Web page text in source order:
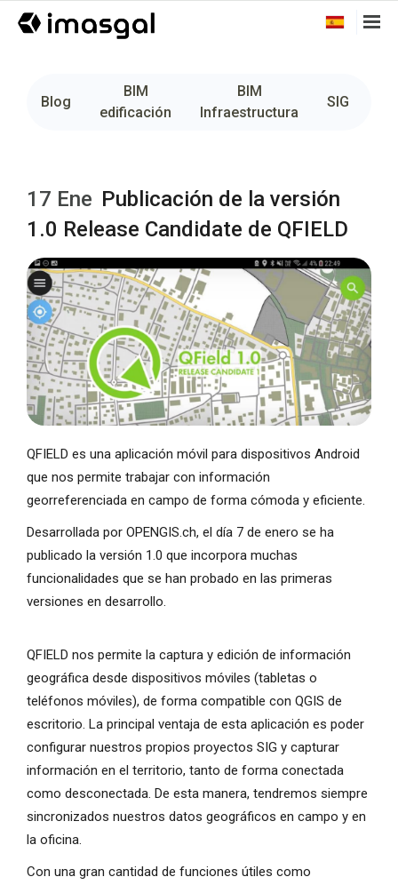
Blog
BIM
edificación
BIM
Infraestructura
SIG
17 Ene Publicación de la versión
1.0 Release Candidate de QFIELD
QFIELD es una aplicación móvil para dispositivos Android
que nos permite trabajar con información
georreferenciada en campo de forma cómoda y eficiente.
Desarrollada por OPENGIS.ch, el día 7 de enero se ha
publicado la versión 1.0 que incorpora muchas
funcionalidades que se han probado en las primeras
versiones en desarrollo.
QFIELD nos permite la captura y edición de información
geográfica desde dispositivos móviles (tabletas o
teléfonos móviles), de forma compatible con QGIS de
escritorio. La principal ventaja de esta aplicación es poder
configurar nuestros propios proyectos SIG y capturar
información en el territorio, tanto de forma conectada
como desconectada. De esta manera, tendremos siempre
sincronizados nuestros datos geográficos en campo y en
la oficina.
Con una gran cantidad de funciones útiles como